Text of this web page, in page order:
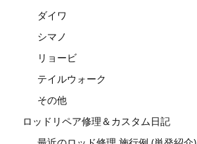
ダイワ
シマノ
リョービ
テイルウォーク
その他
ロッドリペア修理＆カスタム日記